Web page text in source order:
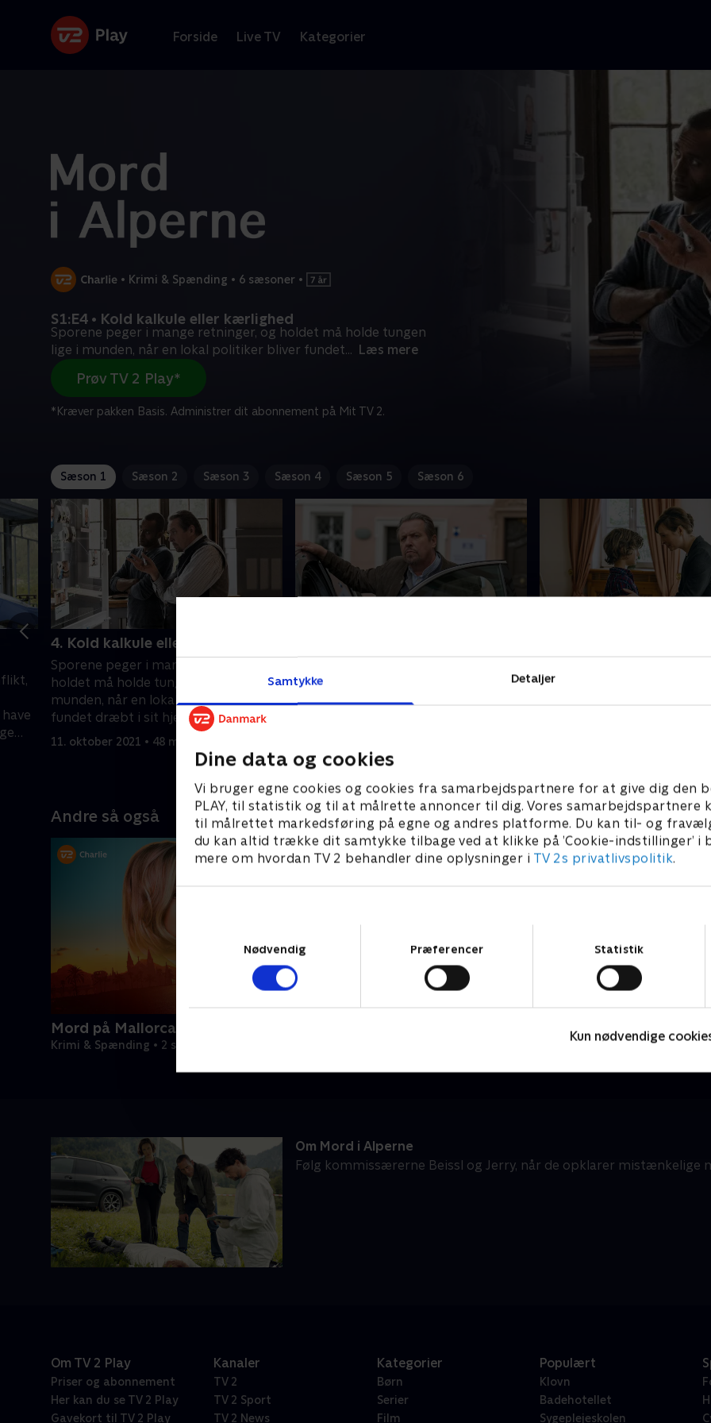
Samtykke Detaljer
Dine data og cookies
Vi bruger egne cookies og cookies fra samarbejdspartnere for at give dig den
PLAY, til statistik og til at målrette annoncer til dig. Vores samarbejdspartnere
til målrettet markedsføring på egne og andres platforme. Du kan til- og
du kan altid trække dit samtykke tilbage ved at klikke på ’Cookie-indstillinger’ i
mere om hvordan TV 2 behandler dine oplysninger i TV 2s privatlivspolitik.
Nødvendig
Præferencer Statistik
Kun nødvendige
Forside Live TV Kategorier
• Krimi & Spænding • 6 sæsoner •
S1:E4 • Kold kalkule eller kærlighed
Sporene peger i mange retninger, og holdet må holde tungen
lige i munden, når en lokal politiker bliver fundet... Læs mere
Prøv TV 2 Play*
*Kræver pakken Basis. Administrer dit abonnement på Mit TV 2.
Sæson 1 Sæson 2 Sæson 3 Sæson 4 Sæson 5 Sæson 6
4. Kold kalkule eller kærlighed
Sporene peger i mange retninger, og
holdet må holde tungen lige i
munden, når en lokal politiker bliver
fundet dræbt i sit hjem kort før et
afgørende valg.
11. oktober 2021 • 48 min
opgave, når de skal opklare en sag
om en liftoperatør, der er blevet
hotelejers pludselige død,
Andre så også
Mord på Mallorca
Krimi & Spænding • 2 sæsoner
Om Mord i Alperne
Følg kommissærerne Beissl og Jerry, når de opklarer mistænkelige
Om TV 2 Play
Priser og abonnement
Her kan du se TV 2 Play
Gavekort til TV 2 Play
Kanaler
TV 2
TV 2 Sport
TV 2 News
Kategorier
Børn
Serier
Film
Populært
Klovn
Badehotellet
Sygeplejeskolen